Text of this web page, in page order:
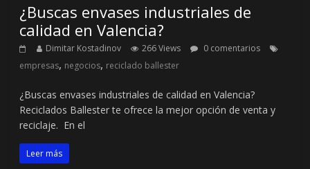
¿Buscas envases industriales de
calidad en Valencia?
Dimitar Kostadinov 266 Views
0 comentarios
empresas, negocios, reciclado ballester
¿Buscas envases industriales de calidad en Valencia?
Reciclados Ballester te ofrece la mejor opción de venta y
reciclaje. En el
Leer más